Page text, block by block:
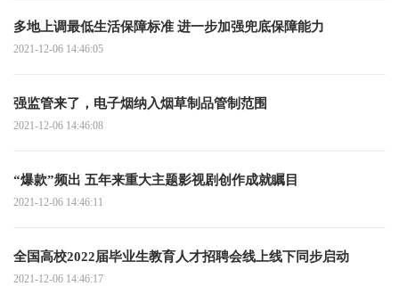
多地上调最低生活保障标准 进一步加强兜底保障能力
2021-12-06 14:46:05
强监管来了，电子烟纳入烟草制品管制范围
2021-12-06 14:46:08
“爆款”频出 五年来重大主题影视剧创作成就瞩目
2021-12-06 14:46:11
全国高校2022届毕业生教育人才招聘会线上线下同步启动
2021-12-06 14:46:17